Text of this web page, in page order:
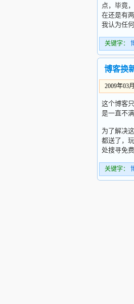
点，毕竟
在还是有
我认为任
关键字：
博客换
2009年03
这个博客
是一直不
为了解决
都送了，
处搜寻免
关键字：